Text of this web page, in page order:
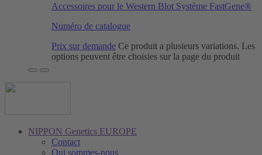
Accessoires pour le Western Blot Système FastGene®
Numéro de catalogue
Prix sur demande Ce produit a plusieurs variations. Les
options peuvent être choisies sur la page du produit
NIPPON Genetics EUROPE
Contact
Qui sommes-nous